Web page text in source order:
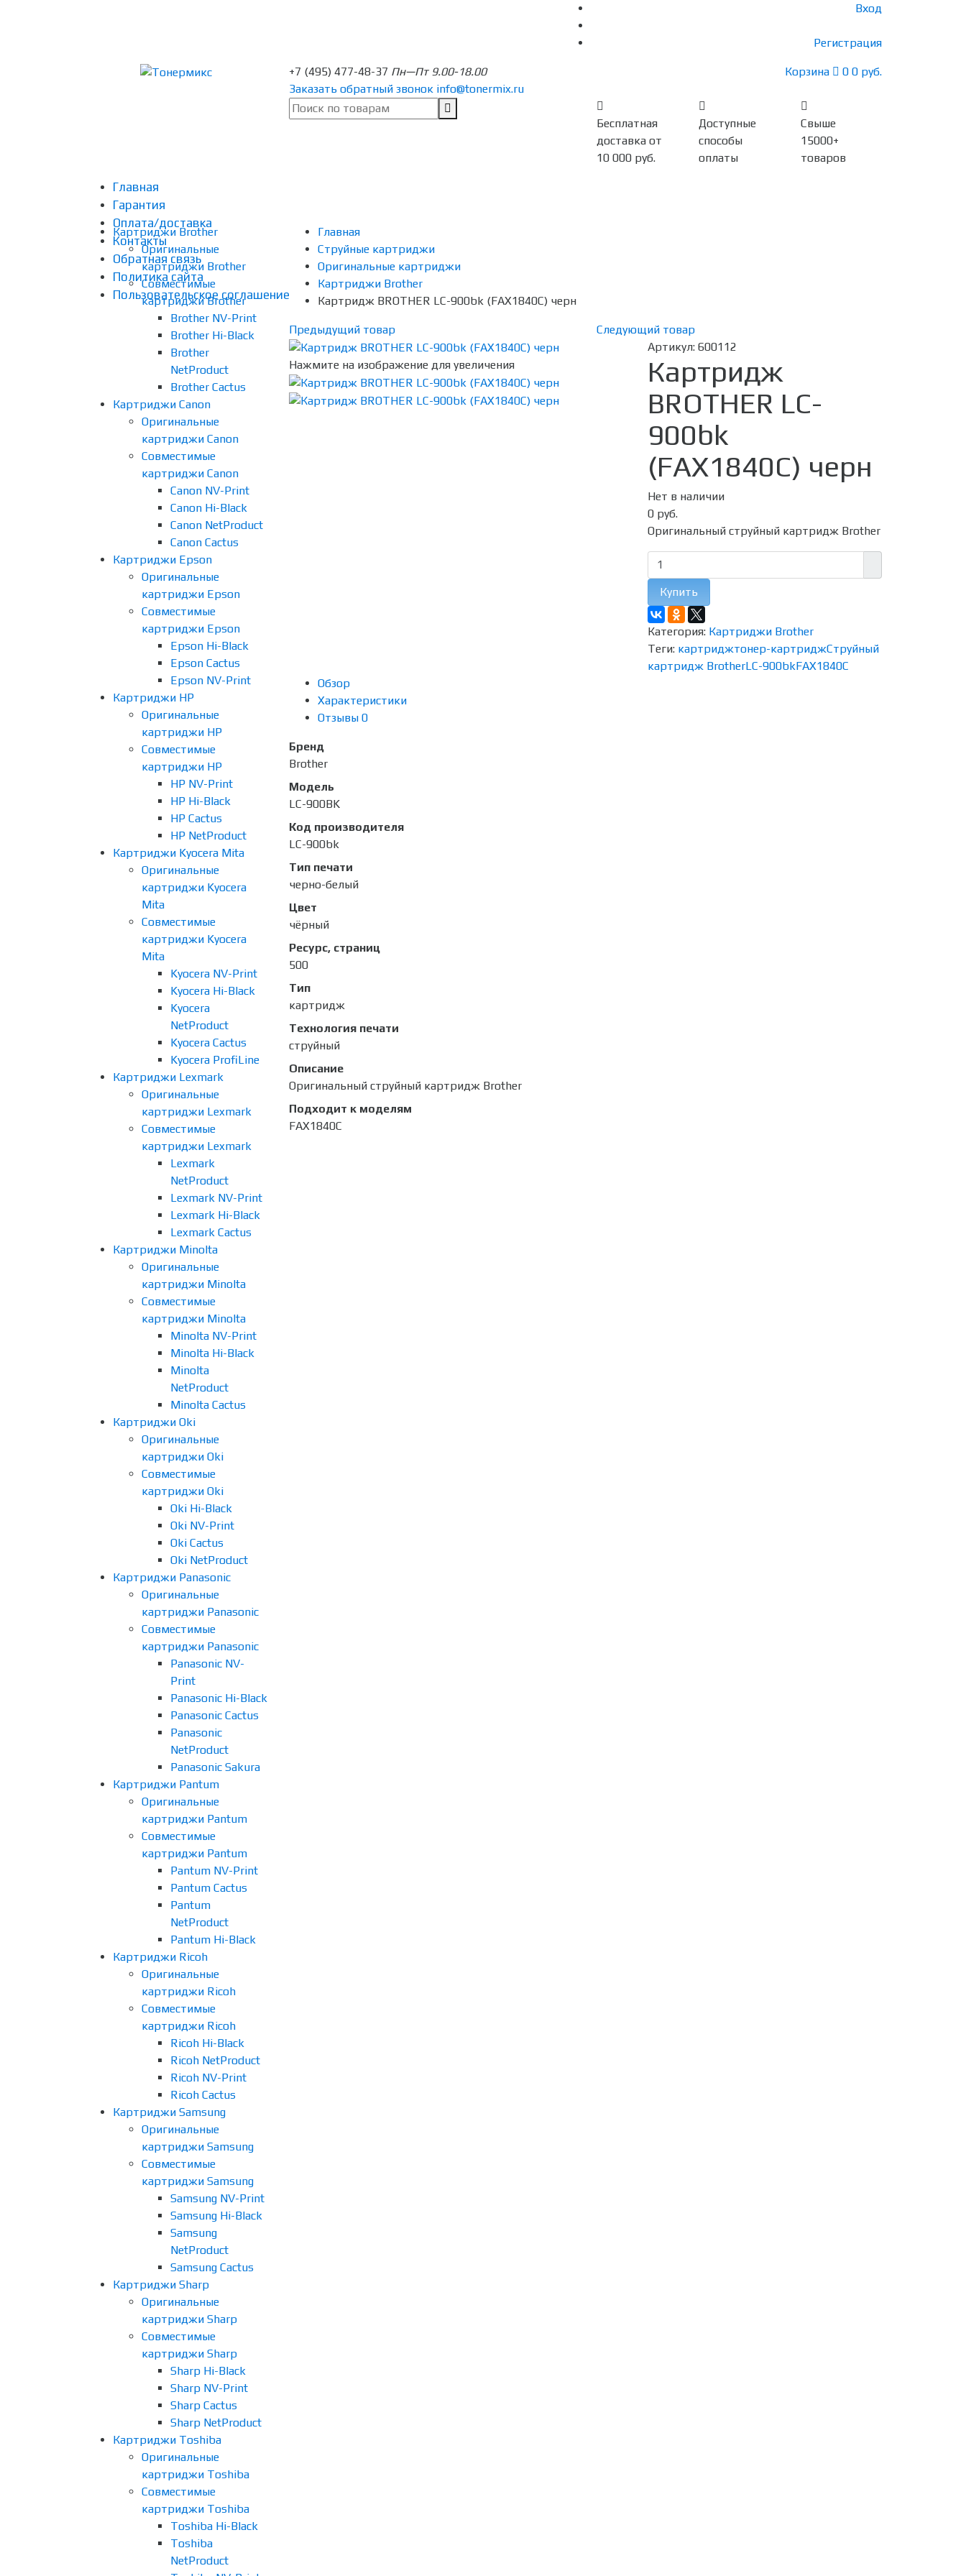
Вход
Регистрация
+7 (495) 477-48-37 Пн—Пт 9.00-18.00
Заказать обратный звонок info@tonermix.ru
Корзина 0 0 руб.
Бесплатная
доставка от
10 000 руб.
Доступные
способы
оплаты
Свыше
15000+
товаров
Главная
Гарантия
Оплата/доставка
Контакты
Обратная связь
Политика сайта
Пользовательское соглашение
Картриджи Brother
Оригинальные
картриджи Brother
Совместимые
картриджи Brother
Brother NV-Print
Brother Hi-Black
Brother
NetProduct
Brother Cactus
Картриджи Canon
Оригинальные
картриджи Canon
Совместимые
картриджи Canon
Canon NV-Print
Canon Hi-Black
Canon NetProduct
Canon Cactus
Картриджи Epson
Оригинальные
картриджи Epson
Совместимые
картриджи Epson
Epson Hi-Black
Epson Cactus
Epson NV-Print
Картриджи HP
Оригинальные
картриджи HP
Совместимые
картриджи HP
HP NV-Print
HP Hi-Black
HP Cactus
HP NetProduct
Картриджи Kyocera Mita
Оригинальные
картриджи Kyocera
Mita
Совместимые
картриджи Kyocera
Mita
Kyocera NV-Print
Kyocera Hi-Black
Kyocera
NetProduct
Kyocera Cactus
Kyocera ProfiLine
Картриджи Lexmark
Оригинальные
картриджи Lexmark
Совместимые
картриджи Lexmark
Lexmark
NetProduct
Lexmark NV-Print
Lexmark Hi-Black
Lexmark Cactus
Картриджи Minolta
Оригинальные
картриджи Minolta
Совместимые
картриджи Minolta
Minolta NV-Print
Minolta Hi-Black
Minolta
NetProduct
Minolta Cactus
Картриджи Oki
Оригинальные
картриджи Oki
Совместимые
картриджи Oki
Oki Hi-Black
Oki NV-Print
Oki Cactus
Oki NetProduct
Картриджи Panasonic
Оригинальные
картриджи Panasonic
Совместимые
картриджи Panasonic
Panasonic NV-
Print
Panasonic Hi-Black
Panasonic Cactus
Panasonic
NetProduct
Panasonic Sakura
Картриджи Pantum
Оригинальные
картриджи Pantum
Совместимые
картриджи Pantum
Pantum NV-Print
Pantum Cactus
Pantum
NetProduct
Pantum Hi-Black
Картриджи Ricoh
Оригинальные
картриджи Ricoh
Совместимые
картриджи Ricoh
Ricoh Hi-Black
Ricoh NetProduct
Ricoh NV-Print
Ricoh Cactus
Картриджи Samsung
Оригинальные
картриджи Samsung
Совместимые
картриджи Samsung
Samsung NV-Print
Samsung Hi-Black
Samsung
NetProduct
Samsung Cactus
Картриджи Sharp
Оригинальные
картриджи Sharp
Совместимые
картриджи Sharp
Sharp Hi-Black
Sharp NV-Print
Sharp Cactus
Sharp NetProduct
Картриджи Toshiba
Оригинальные
картриджи Toshiba
Совместимые
картриджи Toshiba
Toshiba Hi-Black
Toshiba
NetProduct
Главная
Струйные картриджи
Оригинальные картриджи
Картриджи Brother
Картридж BROTHER LC-900bk (FAX1840С) черн
Предыдущий товар Следующий товар
Нажмите на изображение для увеличения
Артикул: 600112
Картридж
BROTHER LC-
900bk
(FAX1840С) черн
Нет в наличии
0 руб.
Оригинальный струйный картридж Brother
Купить
Категория: Картриджи Brother
Теги: картриджтонер-картриджСтруйный
картридж BrotherLC-900bkFAX1840С
Обзор
Характеристики
Отзывы 0
Бренд
Brother
Модель
LC-900BK
Код производителя
LC-900bk
Тип печати
черно-белый
Цвет
чёрный
Ресурс, страниц
500
Тип
картридж
Технология печати
струйный
Описание
Оригинальный струйный картридж Brother
Подходит к моделям
FAX1840С